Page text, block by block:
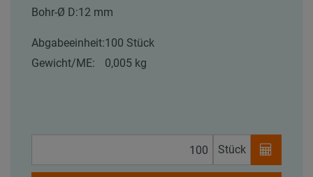
Bohr-Ø D:12 mm
Abgabeeinheit:100 Stück
Gewicht/ME:
0,005 kg
Stück